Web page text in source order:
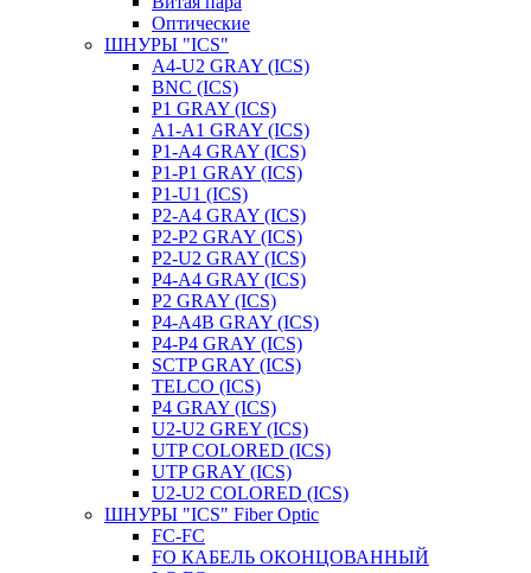
Оптические
ШНУРЫ "ICS"
A4-U2 GRAY (ICS)
BNC (ICS)
P1 GRAY (ICS)
A1-A1 GRAY (ICS)
P1-A4 GRAY (ICS)
P1-P1 GRAY (ICS)
P1-U1 (ICS)
P2-A4 GRAY (ICS)
P2-P2 GRAY (ICS)
P2-U2 GRAY (ICS)
P4-A4 GRAY (ICS)
P2 GRAY (ICS)
P4-A4B GRAY (ICS)
P4-P4 GRAY (ICS)
SCTP GRAY (ICS)
TELCO (ICS)
P4 GRAY (ICS)
U2-U2 GREY (ICS)
UTP COLORED (ICS)
UTP GRAY (ICS)
U2-U2 COLORED (ICS)
ШНУРЫ "ICS" Fiber Optic
FC-FC
FO КАБЕЛЬ ОКОНЦОВАННЫЙ